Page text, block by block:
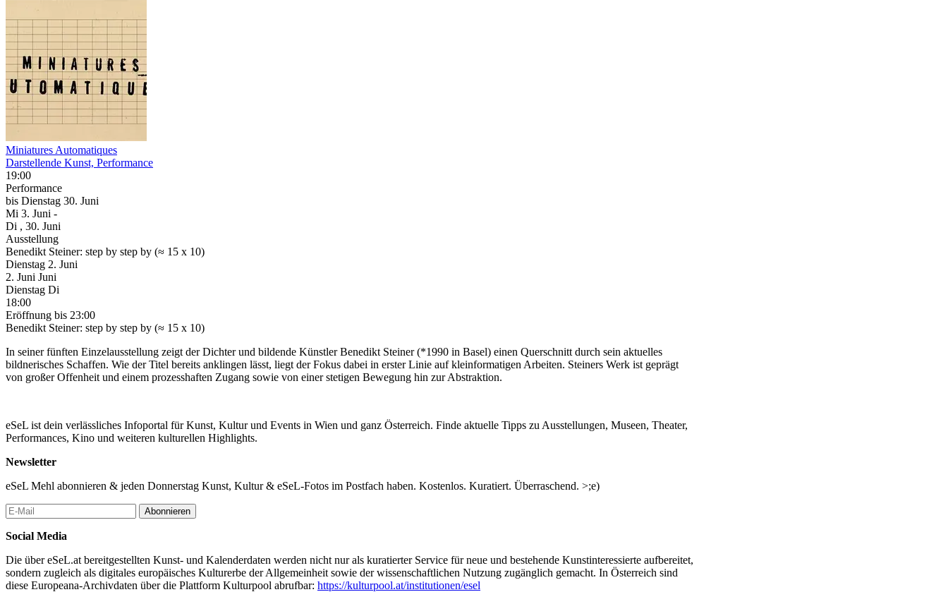
Miniatures Automatiques
Darstellende Kunst, Performance
19:00
Performance
bis Dienstag 30. Juni
Mi 3. Juni -
Di , 30. Juni
Ausstellung
Benedikt Steiner: step by step by (≈ 15 x 10)
Dienstag 2. Juni
2. Juni Juni
Dienstag Di
18:00
Eröffnung bis 23:00
Benedikt Steiner: step by step by (≈ 15 x 10)
In seiner fünften Einzelausstellung zeigt der Dichter und bildende Künstler Benedikt Steiner (*1990 in Basel) einen Querschnitt durch sein aktuelles
bildnerisches Schaffen. Wie der Titel bereits anklingen lässt, liegt der Fokus dabei in erster Linie auf kleinformatigen Arbeiten. Steiners Werk ist geprägt
von großer Offenheit und einem prozesshaften Zugang sowie von einer stetigen Bewegung hin zur Abstraktion.
eSeL ist dein verlässliches Infoportal für Kunst, Kultur und Events in Wien und ganz Österreich. Finde aktuelle Tipps zu Ausstellungen, Museen, Theater,
Performances, Kino und weiteren kulturellen Highlights.
Newsletter
eSeL Mehl abonnieren & jeden Donnerstag Kunst, Kultur & eSeL-Fotos im Postfach haben. Kostenlos. Kuratiert. Überraschend. >;e)
Abonnieren
Social Media
Die über eSeL.at bereitgestellten Kunst- und Kalenderdaten werden nicht nur als kuratierter Service für neue und bestehende Kunstinteressierte aufbereitet,
sondern zugleich als digitales europäisches Kulturerbe der Allgemeinheit sowie der wissenschaftlichen Nutzung zugänglich gemacht. In Österreich sind
diese Europeana-Archivdaten über die Plattform Kulturpool abrufbar: https://kulturpool.at/institutionen/esel